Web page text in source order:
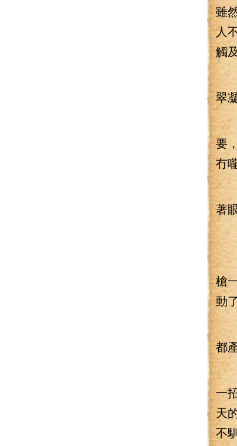
雖
人
觸
翠
“
要
冇
紫
著
“
紫
槍
動
“
都
“
一
天
不